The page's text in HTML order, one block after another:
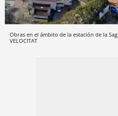
Obras en el ámbito de la estación de la
VELOCITAT